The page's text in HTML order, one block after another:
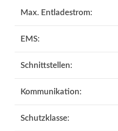
Max. Entladestrom:
EMS:
Schnittstellen:
Kommunikation:
Schutzklasse: